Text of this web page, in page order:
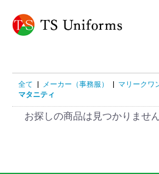
全て メーカー（事務服） マリークワ
マタニティ
お探しの商品は見つかりませ